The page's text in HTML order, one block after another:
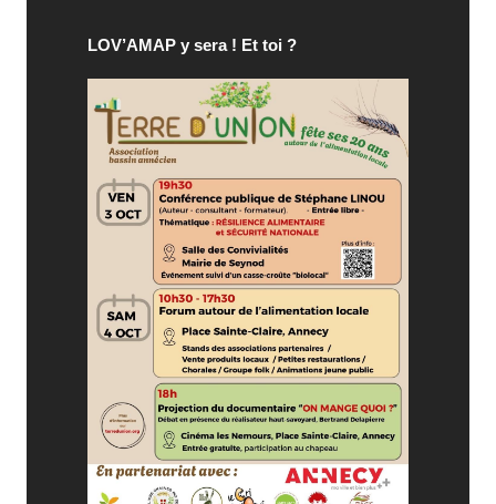
LOV’AMAP y sera ! Et toi ?